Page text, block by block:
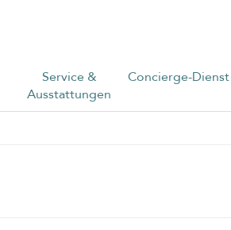
Service &
Ausstattungen
Concierge-Dienst